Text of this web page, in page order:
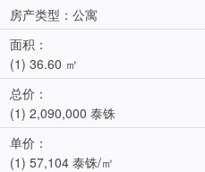
房产类型：公寓
面积：
(1) 36.60 ㎡
总价：
(1) 2,090,000 泰铢
单价：
(1) 57,104 泰铢/㎡